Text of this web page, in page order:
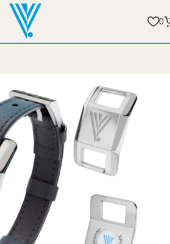
الفيسبوندر ستيل مع سوارة
0